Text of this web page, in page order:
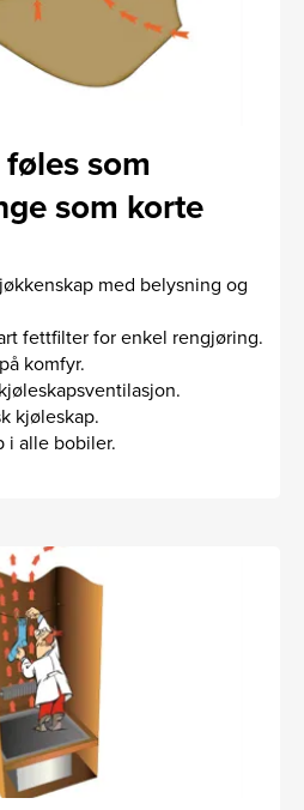
som
som korte
med belysning og
fettfilter for enkel rengjøring.
komfyr.
kjøleskap.
i alle bobiler.